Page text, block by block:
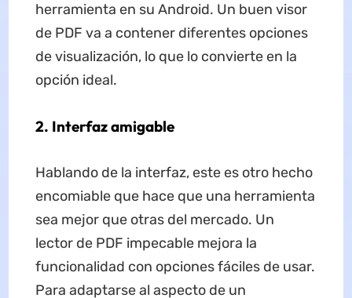
herramienta en su Android. Un buen visor
de PDF va a contener diferentes opciones
de visualización, lo que lo convierte en la
opción ideal.
2. Interfaz amigable
Hablando de la interfaz, este es otro hecho
encomiable que hace que una herramienta
sea mejor que otras del mercado. Un
lector de PDF impecable mejora la
funcionalidad con opciones fáciles de usar.
Para adaptarse al aspecto de un